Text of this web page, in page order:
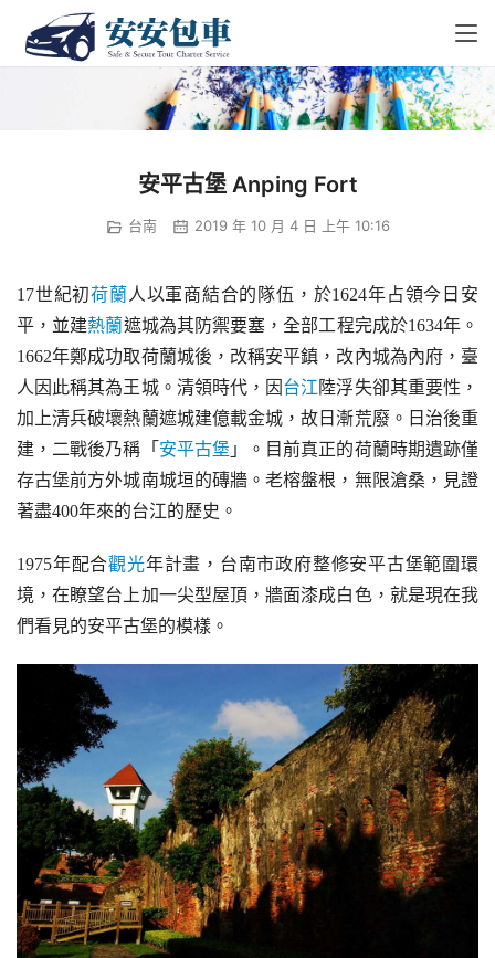
安平古堡 Anping Fort
台南 2019 年 10 月 4 日 上午 10:16
17世紀初荷蘭 人以軍商結合的隊伍，於1624年占領今日安
平，並建熱蘭遮城為其防禦要塞，全部工程完成於1634年。
1662年鄭成功取荷蘭城後，改稱安平鎮，改內城為內府，臺
人因此稱其為王城。清領時代，因 台江 陸浮失卻其重要性，
加上清兵破壞熱蘭遮城建億載金城，故日漸荒廢。日治後重
建，二戰後乃稱「 安平古堡 」。目前真正的荷蘭時期遺跡僅
存古堡前方外城南城垣的磚牆。老榕盤根，無限滄桑，見證
著盡400年來的台江的歷史。
1975年配合觀光年計畫，台南市政府整修安平古堡範圍環
境，在瞭望台上加一尖型屋頂，牆面漆成白色，就是現在我
們看見的安平古堡的模樣。​